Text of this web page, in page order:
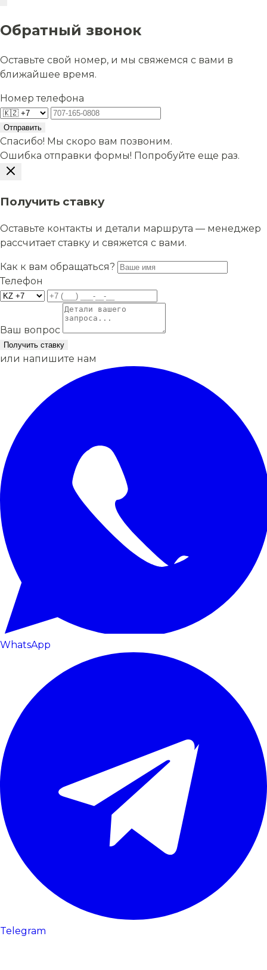
Обратный звонок
Оставьте свой номер, и мы свяжемся с вами в
ближайшее время.
Номер телефона
Отправить
Спасибо! Мы скоро вам позвоним.
Ошибка отправки формы! Попробуйте еще раз.
Получить ставку
Оставьте контакты и детали маршрута — менеджер
рассчитает ставку и свяжется с вами.
Как к вам обращаться?
Телефон
Ваш вопрос
Получить ставку
или напишите нам
WhatsApp
Telegram